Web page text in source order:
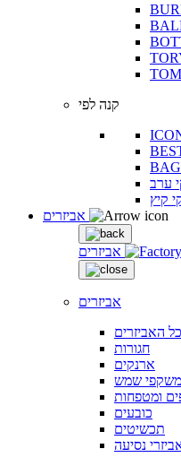
קנה לפי
ערב
קיץ
אביזרים
אביזרים
כל האביזרים
חגורות
ארנקים
משקפי שמש
ומטפחות
כובעים
תכשיטים
נסיעה